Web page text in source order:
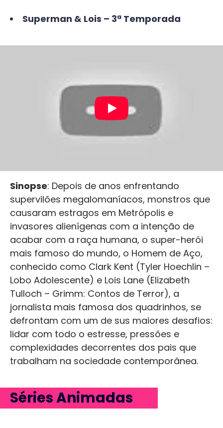
Superman & Lois – 3ª Temporada
Sinopse: Depois de anos enfrentando
supervilões megalomaníacos, monstros que
causaram estragos em Metrópolis e
invasores alienígenas com a intenção de
acabar com a raça humana, o super-herói
mais famoso do mundo, o Homem de Aço,
conhecido como Clark Kent (Tyler Hoechlin –
Lobo Adolescente) e Lois Lane (Elizabeth
Tulloch – Grimm: Contos de Terror), a
jornalista mais famosa dos quadrinhos, se
defrontam com um de sus maiores desafios:
lidar com todo o estresse, pressões e
complexidades decorrentes dos pais que
trabalham na sociedade contemporânea.
Séries Animadas